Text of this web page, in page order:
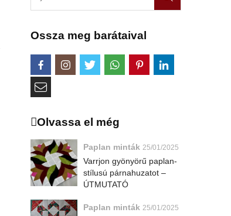
Ossza meg barátaival
Olvassa el még
Paplan minták 25/01/2025
Varrjon gyönyörű paplan-
stílusú párnahuzatot –
ÚTMUTATÓ
Paplan minták 25/01/2025